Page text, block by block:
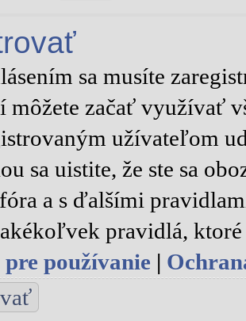
sa musíte
môžete začať využívať
užívateľom
sa uistite, že ste sa
a s ďalšími
pravidlá,
používanie |